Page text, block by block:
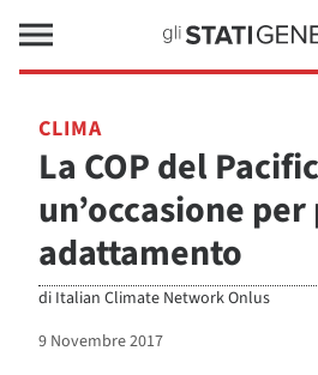
CLIMA
La COP del
un’occasione
adattamento
di Italian Climate Network Onlus
9 Novembre 2017